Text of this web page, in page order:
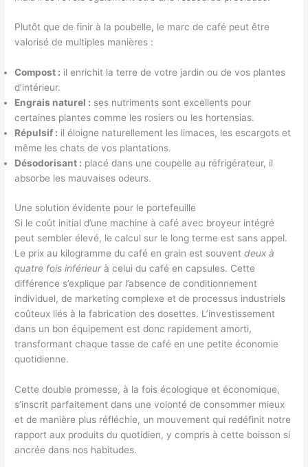
Plutôt que de finir à la poubelle, le marc de café peut être
valorisé de multiples manières :
Compost : il enrichit la terre de votre jardin ou de vos plantes
d’intérieur.
Engrais naturel : ses nutriments sont excellents pour
certaines plantes comme les rosiers ou les hortensias.
Répulsif : il éloigne naturellement les limaces, les escargots et
même les chats de vos plantations.
Désodorisant : placé dans une coupelle au réfrigérateur, il
absorbe les mauvaises odeurs.
Une solution évidente pour le portefeuille
Si le coût initial d’une machine à café avec broyeur intégré
peut sembler élevé, le calcul sur le long terme est sans appel.
Le prix au kilogramme du café en grain est souventdeux à
quatre fois inférieurà celui du café en capsules. Cette
différence s’explique par l’absence de conditionnement
individuel, de marketing complexe et de processus industriels
coûteux liés à la fabrication des dosettes. L’investissement
dans un bon équipement est donc rapidement amorti,
transformant chaque tasse de café en une petite économie
quotidienne.
Cette double promesse, à la fois écologique et économique,
s’inscrit parfaitement dans une volonté de consommer mieux
et de manière plus réfléchie, un mouvement qui redéfinit notre
rapport aux produits du quotidien, y compris à cette boisson si
ancrée dans nos habitudes.